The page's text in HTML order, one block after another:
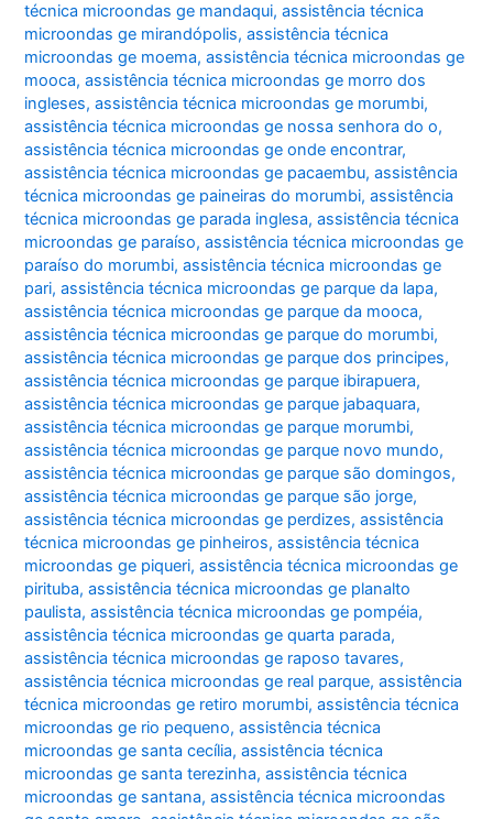
técnica microondas ge mandaqui,assistência técnica
microondas ge mirandópolis,assistência técnica
microondas ge moema,assistência técnica microondas ge
mooca,assistência técnica microondas ge morro dos
ingleses,assistência técnica microondas ge morumbi,
assistência técnica microondas ge nossa senhora do o,
assistência técnica microondas ge onde encontrar,
assistência técnica microondas ge pacaembu,assistência
técnica microondas ge paineiras do morumbi,assistência
técnica microondas ge parada inglesa,assistência técnica
microondas ge paraíso,assistência técnica microondas ge
paraíso do morumbi,assistência técnica microondas ge
pari,assistência técnica microondas ge parque da lapa,
assistência técnica microondas ge parque da mooca,
assistência técnica microondas ge parque do morumbi,
assistência técnica microondas ge parque dos principes,
assistência técnica microondas ge parque ibirapuera,
assistência técnica microondas ge parque jabaquara,
assistência técnica microondas ge parque morumbi,
assistência técnica microondas ge parque novo mundo,
assistência técnica microondas ge parque são domingos,
assistência técnica microondas ge parque são jorge,
assistência técnica microondas ge perdizes,assistência
técnica microondas ge pinheiros,assistência técnica
microondas ge piqueri,assistência técnica microondas ge
pirituba,assistência técnica microondas ge planalto
paulista,assistência técnica microondas ge pompéia,
assistência técnica microondas ge quarta parada,
assistência técnica microondas ge raposo tavares,
assistência técnica microondas ge real parque,assistência
técnica microondas ge retiro morumbi,assistência técnica
microondas ge rio pequeno,assistência técnica
microondas ge santa cecília,assistência técnica
microondas ge santa terezinha,assistência técnica
microondas ge santana,assistência técnica microondas